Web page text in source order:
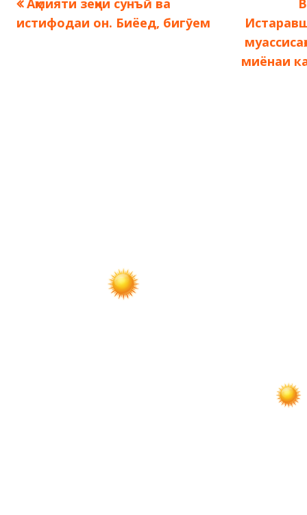
Навигация
запись:
Аҳмияти зеҳни сунъӣ ва
истифодаи он. Биёед, бигӯем
миёнаи